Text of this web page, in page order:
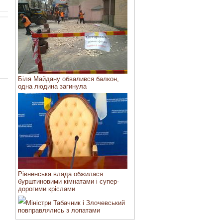
Біля Майдану обвалився балкон,
одна людина загинула
Рівненська влада обжилася
бурштиновими кімнатами і супер-
дорогими кріслами
Міністри Табачник і Злочевський
повправлялись з лопатами